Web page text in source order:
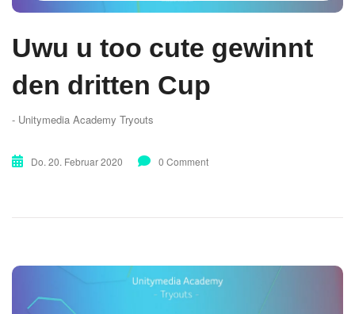
Uwu u too cute gewinnt
den dritten Cup
- Unitymedia Academy Tryouts
Do. 20. Februar 2020 0 Comment